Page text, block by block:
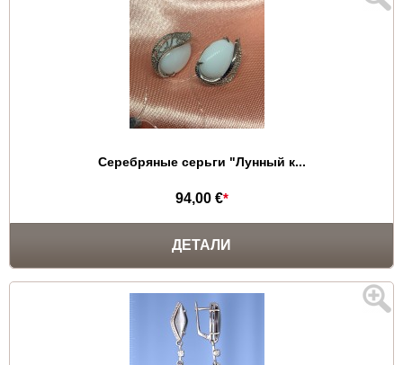
Серебряные серьги "Лунный к...
94,00 €*
ДЕТАЛИ